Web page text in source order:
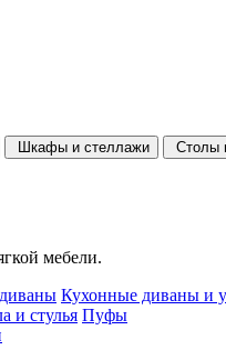
Шкафы и стеллажи Столы
мебели.
Кухонные диваны и
и стулья Пуфы